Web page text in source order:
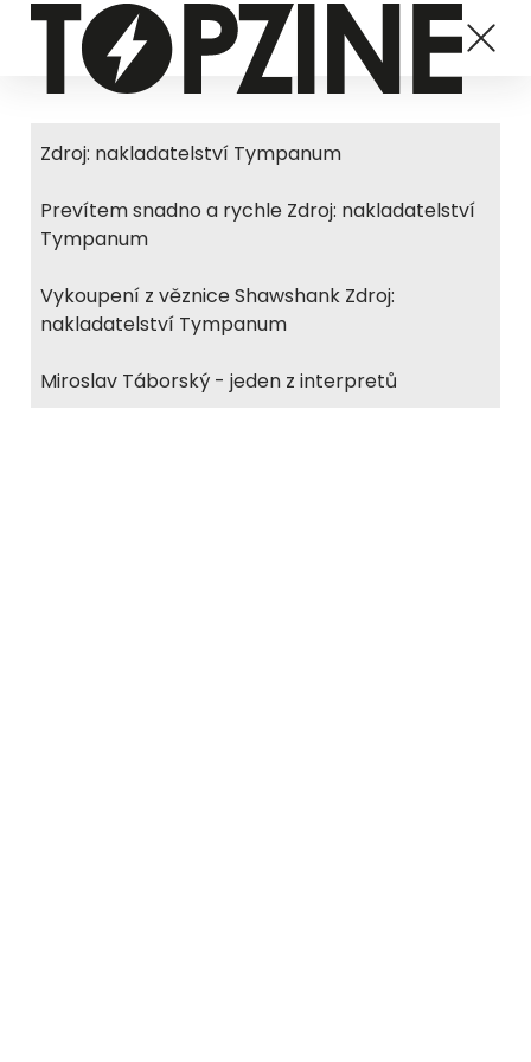
Zdroj: nakladatelství Tympanum
Prevítem snadno a rychle Zdroj: nakladatelství
Tympanum
Vykoupení z věznice Shawshank Zdroj:
nakladatelství Tympanum
Miroslav Táborský - jeden z interpretů